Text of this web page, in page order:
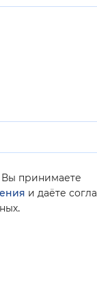
Вы принимаете
и даёте
.
2008-2026